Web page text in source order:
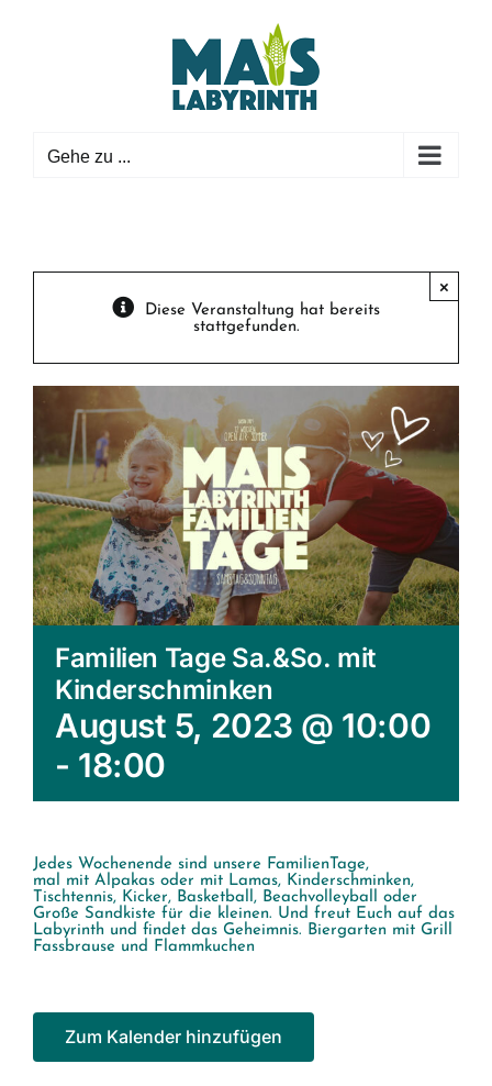
Gehe zu ...
Diese Veranstaltung hat bereits
stattgefunden.
×
Familien Tage Sa.&So. mit
Kinderschminken
August 5, 2023 @ 10:00
- 18:00
Jedes Wochenende sind unsere FamilienTage,
mal mit Alpakas oder mit Lamas, Kinderschminken,
Tischtennis, Kicker, Basketball, Beachvolleyball oder
Große Sandkiste für die kleinen. Und freut Euch auf das
Labyrinth und findet das Geheimnis. Biergarten mit Grill
Fassbrause und Flammkuchen
Zum Kalender hinzufügen